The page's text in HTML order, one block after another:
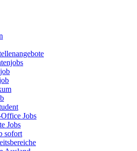
Jobs
Jobs
sofort